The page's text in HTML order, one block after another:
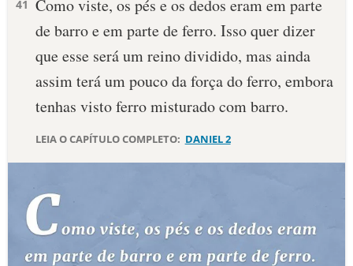
PALAVRA DO DIA
SALMO DO DIA
DEVOCIONAL DIÁRIO
ESTUDOS BÍBLICOS
ESBOÇOS DE PREGAÇÃO
41 Como viste, os pés e os dedos eram em parte
de barro e em parte de ferro. Isso quer dizer
que esse será um reino dividido, mas ainda
assim terá um pouco da força do ferro, embora
tenhas visto ferro misturado com barro.
LEIA O CAPÍTULO COMPLETO: DANIEL 2